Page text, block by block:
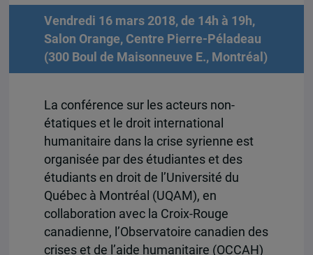
Vendredi 16 mars 2018, de 14h à 19h,
Salon Orange, Centre Pierre-Péladeau
(300 Boul de Maisonneuve E., Montréal)
La conférence sur les acteurs non-
étatiques et le droit international
humanitaire dans la crise syrienne est
organisée par des étudiantes et des
étudiants en droit de l’Université du
Québec à Montréal (UQAM), en
collaboration avec la Croix-Rouge
canadienne, l’Observatoire canadien des
crises et de l’aide humanitaire (OCCAH)